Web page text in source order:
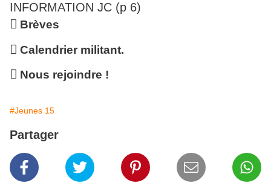
INFORMATION JC (p 6)
 Brèves
 Calendrier militant.
 Nous rejoindre !
#Jeunes 15
Partager